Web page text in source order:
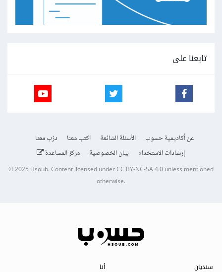
تابعنا على
عن أكاديمية حسوب الأسئلة الشائعة اكتب معنا
درّب معنا
إرشادات الاستخدام
بيان الخصوصية مركز المساعدة
© 2025Hsoub.Content licensed underCC BY-NC-SA 4.0unless mentioned
otherwise.